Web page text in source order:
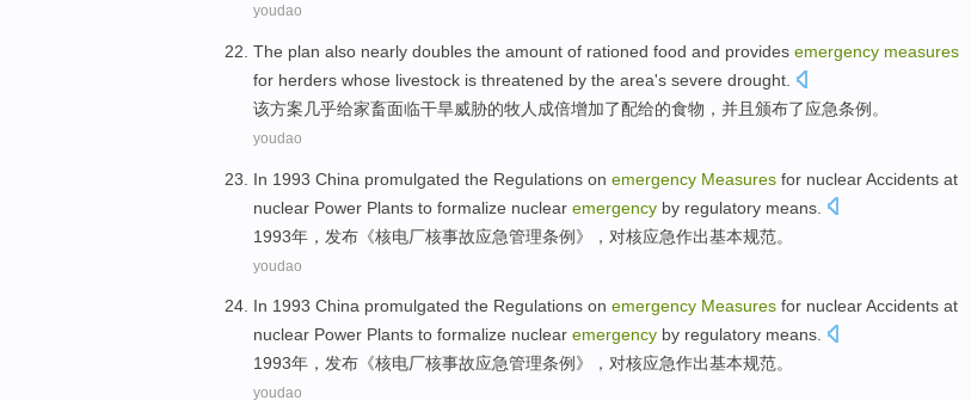
youdao
The plan also nearly doubles the amount of rationed food and provides emergency measures
for herders whose livestock is threatened by the area's severe drought
该方案 几乎给家畜面临干旱威胁的牧人 成倍增加了配给的食物 ， 并且 颁布了应急条例。
youdao
In 1993 China promulgated the Regulations on emergency Measures for nuclearAccidents at
nuclear Power Plants to formalize nuclear emergency by regulatory means.
1993年， 发布 《核电厂核事故应急管理条例》，对核应急作出基本规范。
youdao
In 1993 China promulgated the Regulations on emergency Measures for nuclearAccidents at
nuclear Power Plants to formalize nuclear emergency by regulatory means.
1993年， 发布 《核电厂核事故应急管理条例 》，对核应急作出基本规范。
youdao